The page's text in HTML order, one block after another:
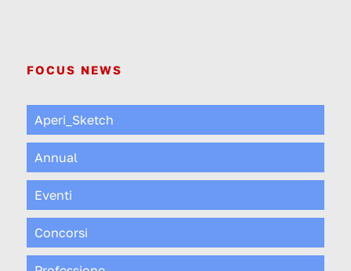
FOCUS NEWS
Aperi_Sketch
Annual
Eventi
Concorsi